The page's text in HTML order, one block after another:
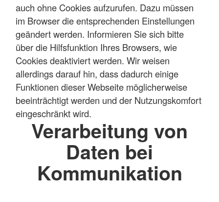
auch ohne Cookies aufzurufen. Dazu müssen
im Browser die entsprechenden Einstellungen
geändert werden. Informieren Sie sich bitte
über die Hilfsfunktion Ihres Browsers, wie
Cookies deaktiviert werden. Wir weisen
allerdings darauf hin, dass dadurch einige
Funktionen dieser Webseite möglicherweise
beeinträchtigt werden und der Nutzungskomfort
eingeschränkt wird.
Verarbeitung von
Daten bei
Kommunikation